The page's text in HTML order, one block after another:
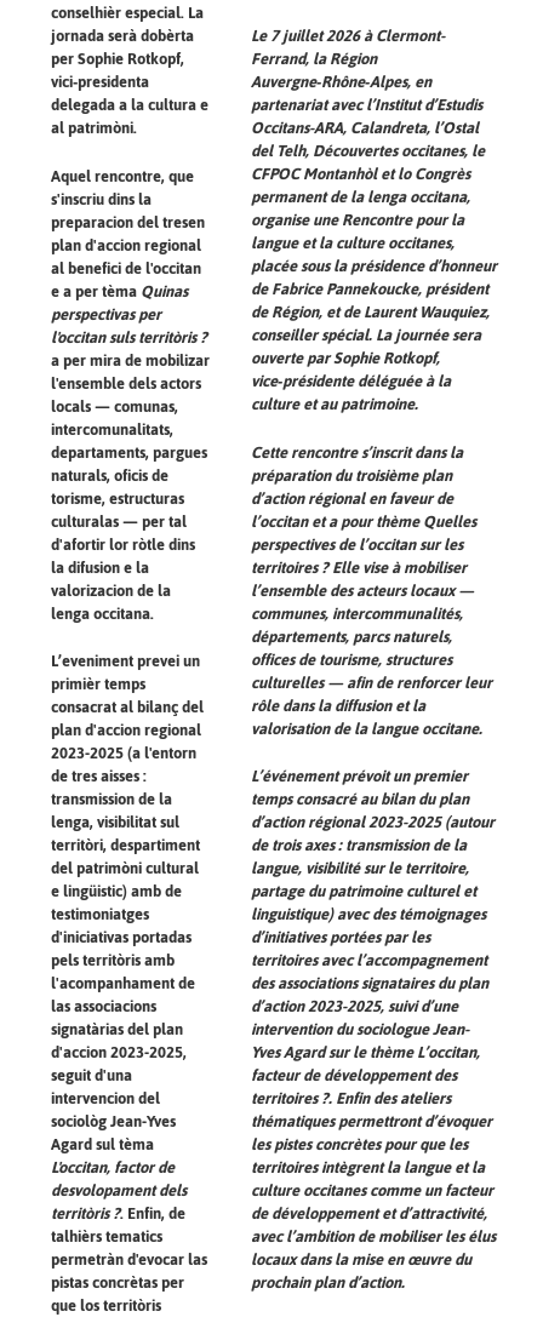
conselhièr especial. La
jornada serà dobèrta
per Sophie Rotkopf,
vici‑presidenta
delegada a la cultura e
al patrimòni.
Aquel rencontre, que
s'inscriu dins la
preparacion del tresen
plan d'accion regional
al benefici de l'occitan
e a per tèma Quinas
perspectivas per
l'occitan suls territòris ?
a per mira de mobilizar
l'ensemble dels actors
locals — comunas,
intercomunalitats,
departaments, pargues
naturals, oficis de
torisme, estructuras
culturalas — per tal
d'afortir lor ròtle dins
la difusion e la
valorizacion de la
lenga occitana.
L’eveniment prevei un
primièr temps
consacrat al bilanç del
plan d'accion regional
2023-2025 (a l'entorn
de tres aisses :
transmission de la
lenga, visibilitat sul
territòri, despartiment
del patrimòni cultural
e lingüistic) amb de
testimoniatges
d'iniciativas portadas
pels territòris amb
l'acompanhament de
las associacions
signatàrias del plan
d'accion 2023-2025,
seguit d'una
intervencion del
sociològ Jean-Yves
Agard sul tèma
L'occitan, factor de
desvolopament dels
territòris ?. Enfin, de
talhièrs tematics
permetràn d'evocar las
pistas concrètas per
que los territòris
Le 7 juillet 2026 à Clermont-
Ferrand, la Région
Auvergne‑Rhône‑Alpes, en
partenariat avec l’Institut d’Estudis
Occitans-ARA, Calandreta, l’Ostal
del Telh, Découvertes occitanes, le
CFPOC Montanhòl et lo Congrès
permanent de la lenga occitana,
organise une Rencontre pour la
langue et la culture occitanes,
placée sous la présidence d’honneur
de Fabrice Pannekoucke, président
de Région, et de Laurent Wauquiez,
conseiller spécial. La journée sera
ouverte par Sophie Rotkopf,
vice‑présidente déléguée à la
culture et au patrimoine.
Cette rencontre s’inscrit dans la
préparation du troisième plan
d’action régional en faveur de
l’occitan et a pour thème Quelles
perspectives de l’occitan sur les
territoires ? Elle vise à mobiliser
l’ensemble des acteurs locaux —
communes, intercommunalités,
départements, parcs naturels,
offices de tourisme, structures
culturelles — afin de renforcer leur
rôle dans la diffusion et la
valorisation de la langue occitane.
L’événement prévoit un premier
temps consacré au bilan du plan
d’action régional 2023-2025 (autour
de trois axes : transmission de la
langue, visibilité sur le territoire,
partage du patrimoine culturel et
linguistique) avec des témoignages
d’initiatives portées par les
territoires avec l’accompagnement
des associations signataires du plan
d’action 2023-2025, suivi d’une
intervention du sociologue Jean-
Yves Agard sur le thème L’occitan,
facteur de développement des
territoires ?. Enfin des ateliers
thématiques permettront d’évoquer
les pistes concrètes pour que les
territoires intègrent la langue et la
culture occitanes comme un facteur
de développement et d’attractivité,
avec l’ambition de mobiliser les élus
locaux dans la mise en œuvre du
prochain plan d’action.